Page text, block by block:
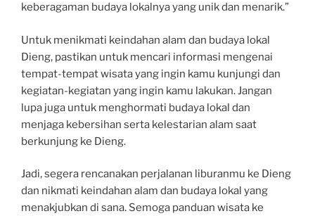
keberagaman budaya lokalnya yang unik dan menarik.”
Untuk menikmati keindahan alam dan budaya lokal
Dieng, pastikan untuk mencari informasi mengenai
tempat-tempat wisata yang ingin kamu kunjungi dan
kegiatan-kegiatan yang ingin kamu lakukan. Jangan
lupa juga untuk menghormati budaya lokal dan
menjaga kebersihan serta kelestarian alam saat
berkunjung ke Dieng.
Jadi, segera rencanakan perjalanan liburanmu ke Dieng
dan nikmati keindahan alam dan budaya lokal yang
menakjubkan di sana. Semoga panduan wisata ke